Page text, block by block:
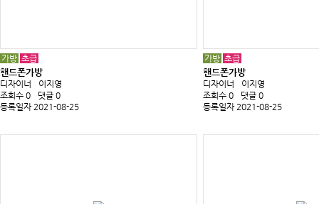
가방 초급
핸드폰가방
디자이너
이지영
조회수 0
댓글 0
등록일자 2021-08-25
가방 초급
핸드폰가방
디자이너
이지영
조회수 0
댓글 0
등록일자 2021-08-25